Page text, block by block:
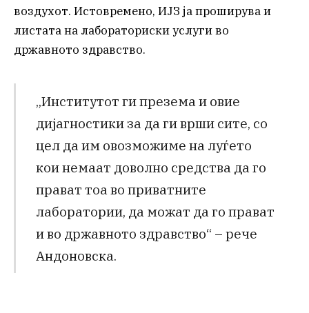
воздухот. Истовремено, ИЈЗ ја проширува и
листата на лабораториски услуги во
државното здравство.
„Институтот ги презема и овие
дијагностики за да ги врши сите, со
цел да им овозможиме на луѓето
кои немаат доволно средства да го
прават тоа во приватните
лаборатории, да можат да го прават
и во државното здравство“ – рече
Андоновска.